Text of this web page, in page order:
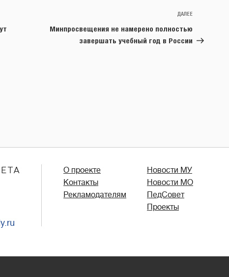
Следующая
ДАЛЕЕ
Минпросвещения не намерено полностью
завершать учебный год в России
О проекте
Контакты
Рекламодателям
Новости МУ
Новости МО
ПедСовет
Проекты